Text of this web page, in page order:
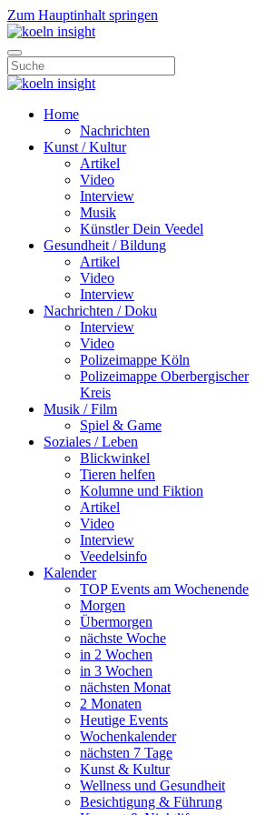
Zum Hauptinhalt springen
Home
Nachrichten
Kunst / Kultur
Artikel
Video
Interview
Musik
Künstler Dein Veedel
Gesundheit / Bildung
Artikel
Video
Interview
Nachrichten / Doku
Interview
Video
Polizeimappe Köln
Polizeimappe Oberbergischer
Kreis
Musik / Film
Spiel & Game
Soziales / Leben
Blickwinkel
Tieren helfen
Kolumne und Fiktion
Artikel
Video
Interview
Veedelsinfo
Kalender
TOP Events am Wochenende
Morgen
Übermorgen
nächste Woche
in 2 Wochen
in 3 Wochen
nächsten Monat
2 Monaten
Heutige Events
Wochenkalender
nächsten 7 Tage
Kunst & Kultur
Wellness und Gesundheit
Besichtigung & Führung